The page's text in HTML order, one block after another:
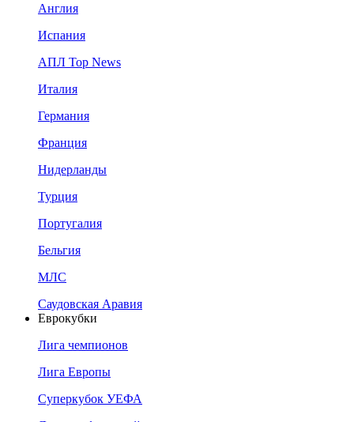
Англия
Испания
АПЛ Top News
Италия
Германия
Франция
Нидерланды
Турция
Португалия
Бельгия
МЛС
Саудовская Аравия
Еврокубки
Лига чемпионов
Лига Европы
Суперкубок УЕФА